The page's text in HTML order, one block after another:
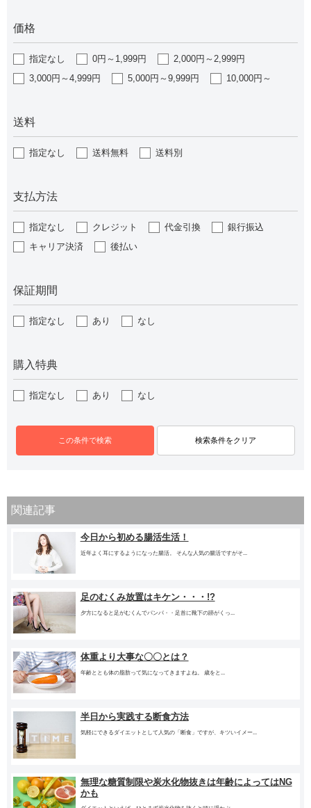
価格
指定なし 0円～1,999円
2,000円～2,999円
3,000円～4,999円
5,000円～9,999円 10,000円～
送料
指定なし 送料無料 送料別
支払方法
指定なし クレジット 代金引換
銀行振込
キャリア決済
後払い
保証期間
指定なし あり なし
購入特典
指定なし あり なし
関連記事
今日から初める腸活生活！
近年よく耳にするようになった腸活。 そんな人気の腸活ですがそ...
足のむくみ放置はキケン・・・!?
夕方になると足がむくんでパンパ・・足首に靴下の跡がくっ...
体重より大事な〇〇とは？
年齢ととも体の脂肪って気になってきますよね。 歳をと...
半日から実践する断食方法
気軽にできるダイエットとして人気の「断食」ですが、キツいイメー...
無理な糖質制限や炭水化物抜きは年齢によってはNG
かも